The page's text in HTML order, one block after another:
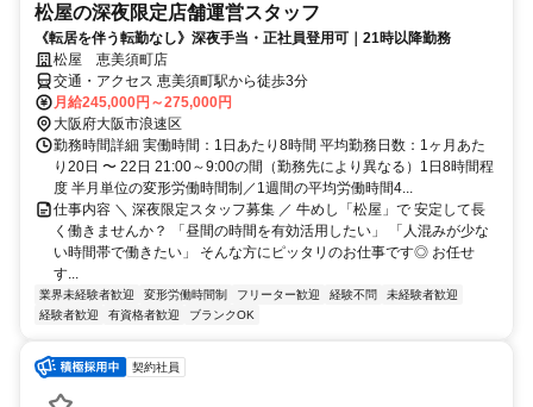
松屋の深夜限定店舗運営スタッフ
《転居を伴う転勤なし》深夜手当・正社員登用可｜21時以降勤務
松屋 恵美須町店
交通・アクセス 恵美須町駅から徒歩3分
月給245,000円～275,000円
大阪府大阪市浪速区
勤務時間詳細 実働時間：1日あたり8時間 平均勤務日数：1ヶ月あた
り20日 〜 22日 21:00～9:00の間（勤務先により異なる）1日8時間程
度 半月単位の変形労働時間制／1週間の平均労働時間4...
仕事内容 ＼ 深夜限定スタッフ募集 ／ 牛めし「松屋」で 安定して長
く働きませんか？ 「昼間の時間を有効活用したい」 「人混みが少な
い時間帯で働きたい」 そんな方にピッタリのお仕事です◎ お任せ
す...
業界未経験者歓迎 変形労働時間制 フリーター歓迎 経験不問
未経験者歓迎
経験者歓迎
有資格者歓迎 ブランクOK
契約社員